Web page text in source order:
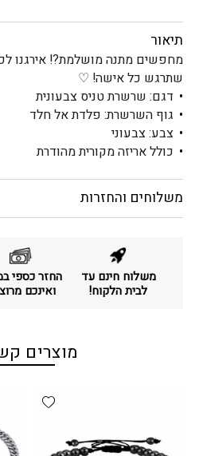
תיאור
מחפשים מתנה מושלמת?! אירגנו
שתרגש כל אישה! ♡
דגם: שרשרת טניס צבעונית
גוף השרשרת: פלדת אל חלד
צבע: צבעוני
כולל אריזה מקורית מהודרת
משלוחים והחזרות
משלוח חינם עד
לבית הלקוח!
החזר כספי
ואינכם
מוצרים
wishlist